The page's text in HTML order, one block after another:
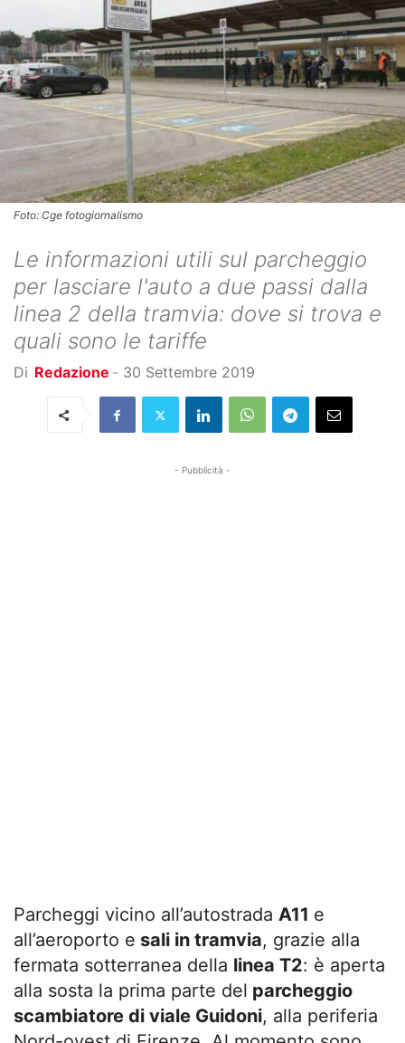
Foto: Cge fotogiornalismo
Le informazioni utili sul parcheggio
per lasciare l'auto a due passi dalla
linea 2 della tramvia: dove si trova e
quali sono le tariffe
Di Redazione - 30 Settembre 2019
- Pubblicità -
Parcheggi vicino all’autostrada A11 e
all’aeroporto e sali in tramvia, grazie alla
fermata sotterranea della linea T2: è aperta
alla sosta la prima parte del parcheggio
scambiatore di viale Guidoni, alla periferia